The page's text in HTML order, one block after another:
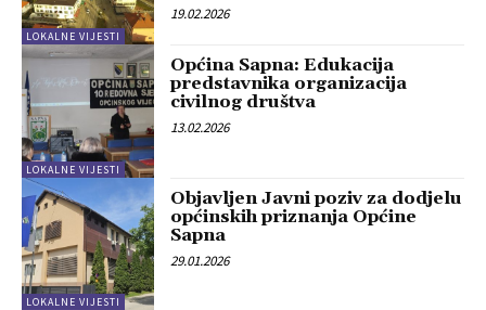
LOKALNE VIJESTI
19.02.2026
LOKALNE VIJESTI
Općina Sapna: Edukacija
predstavnika organizacija
civilnog društva
13.02.2026
LOKALNE VIJESTI
Objavljen Javni poziv za dodjelu
općinskih priznanja Općine
Sapna
29.01.2026